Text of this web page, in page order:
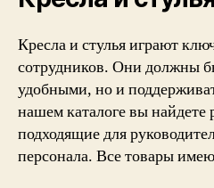
Кресла и стулья играют
сотрудников. Они должны
удобными, но и
нашем каталоге вы найдете
подходящие для
персонала. Все товары